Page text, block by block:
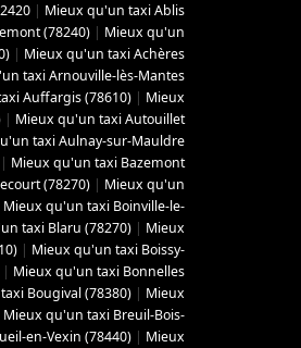
| Mieux qu'un taxi Ablis
(78240) | Mieux qu'un
| Mieux qu'un taxi Achères
taxi Arnouville-lès-Mantes
Auffargis (78610) | Mieux
| Mieux qu'un taxi Autouillet
taxi Aulnay-sur-Mauldre
| Mieux qu'un taxi Bazemont
(78270) | Mieux qu'un
Mieux qu'un taxi Boinville-le-
taxi Blaru (78270) | Mieux
| Mieux qu'un taxi Boissy-
| Mieux qu'un taxi Bonnelles
Bougival (78380) | Mieux
Mieux qu'un taxi Breuil-Bois-
en-Vexin (78440) | Mieux